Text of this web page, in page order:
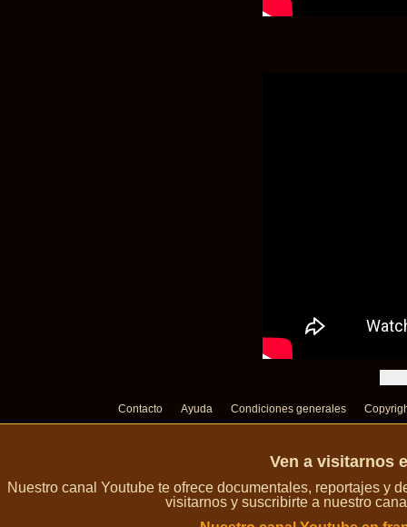
Contacto Ayuda Condiciones generales
Ven a visitarnos
Nuestro canal Youtube te ofrece documentales, reportajes y
visitarnos y suscribirte a nuestro